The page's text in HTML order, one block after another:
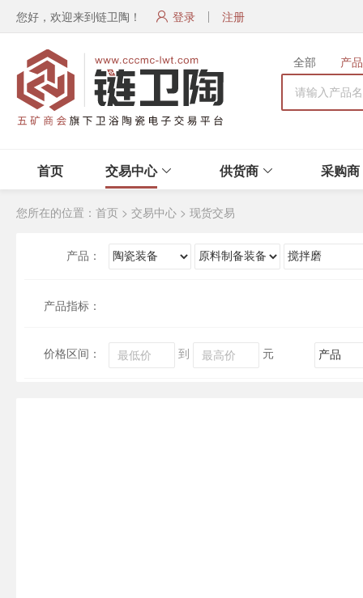
您好，欢迎来到链卫陶！ 登录 注册
全部 产品
首页 交易中心 供货商 采购商
您所在的位置： 首页 > 交易中心 > 现货交易
产品：
产品指标：
价格区间： 到 元